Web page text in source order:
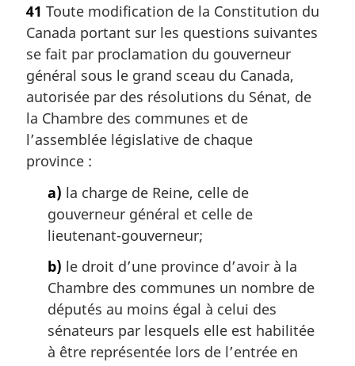
t
e
m
a
r
g
i
n
a
l
41 Toute modification de la Constitution du
Canada portant sur les questions suivantes
se fait par proclamation du gouverneur
général sous le grand sceau du Canada,
autorisée par des résolutions du Sénat, de
la Chambre des communes et de
l’assemblée législative de chaque
province :
a) la charge de Reine, celle de
gouverneur général et celle de
lieutenant-gouverneur;
b) le droit d’une province d’avoir à la
Chambre des communes un nombre de
députés au moins égal à celui des
sénateurs par lesquels elle est habilitée
à être représentée lors de l’entrée en